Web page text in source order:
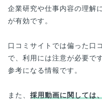
企業研究や仕事内容の理解
が有効です。
口コミサイトでは偏った口
で、利用には注意が必要で
参考になる情報です。
また、 採用動画に関しては